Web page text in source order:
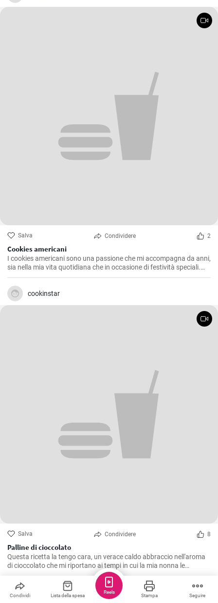
Salva Condividere 2
Cookies americani
I cookies americani sono una passione che mi accompagna da anni,
sia nella mia vita quotidiana che in occasione di festività speciali.
Questa ricetta che voglio condividere con voi è l'espressione di
numerosi esperimenti in cucina, alla ricerca della consistenza e del
sapore perfetti. Dopo aver provato diverse varianti, ho deciso di
offrire la mia versione che combina l'esclusiva morbidezza interna e
cookinstar
Salva Condividere 8
Palline di cioccolato
Questa ricetta la tengo cara, un verace caldo abbraccio nell'aroma
di cioccolato che mi riportano ai tempi in cui la mia nonna le
preparava durante le festività. Le Palline di Cioccolato sono semplici
da realizzare, ma non per questo meno deliziose. Perfette da servire
come dolcetto a fine pasto o per un snack pomeridiano, sono
caratterizzate da un sapore intenso e una consistenza morbida che
Mis12
Condividi Lista della spesa Stampa Seguire
Reels